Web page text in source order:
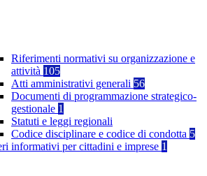
Riferimenti normativi su organizzazione e
attività 105
Atti amministrativi generali 56
Documenti di programmazione strategico-
gestionale 1
Statuti e leggi regionali
Codice disciplinare e codice di condotta 5
informativi per cittadini e imprese 1